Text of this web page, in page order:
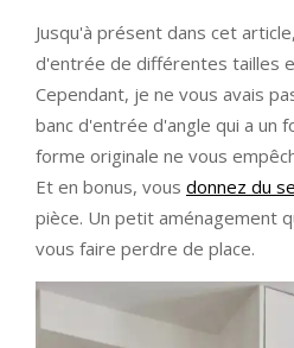
Jusqu'à présent dans cet
d'entrée de différentes tailles
Cependant, je ne vous avais
banc d'entrée d'angle qui a un
forme originale ne vous
Et en bonus, vous donnez du
pièce. Un petit aménagement
vous faire perdre de place.